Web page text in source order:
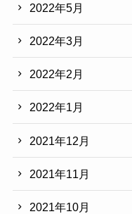
2022年5月
2022年3月
2022年2月
2022年1月
2021年12月
2021年11月
2021年10月